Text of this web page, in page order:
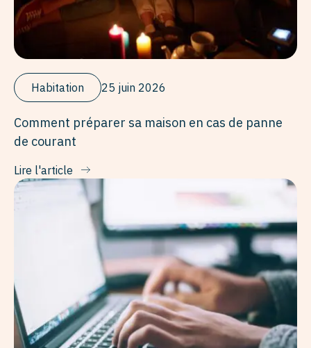
Habitation 25 juin 2026
Comment préparer sa maison en cas de panne
de courant
Lire l'article